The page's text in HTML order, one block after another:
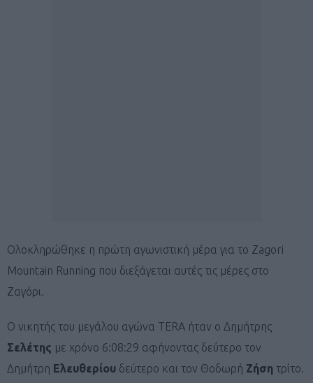
Ολοκληρώθηκε η πρώτη αγωνιστική μέρα για το Zagori
Mountain Running που διεξάγεται αυτές τις μέρες στο
Ζαγόρι.
Ο νικητής του μεγάλου αγώνα TERA ήταν ο Δημήτρης
Σελέτης με χρόνο 6:08:29 αφήνοντας δεύτερο τον
Δημήτρη Ελευθερίου δεύτερο και τον Θοδωρή Ζήση τρίτο.